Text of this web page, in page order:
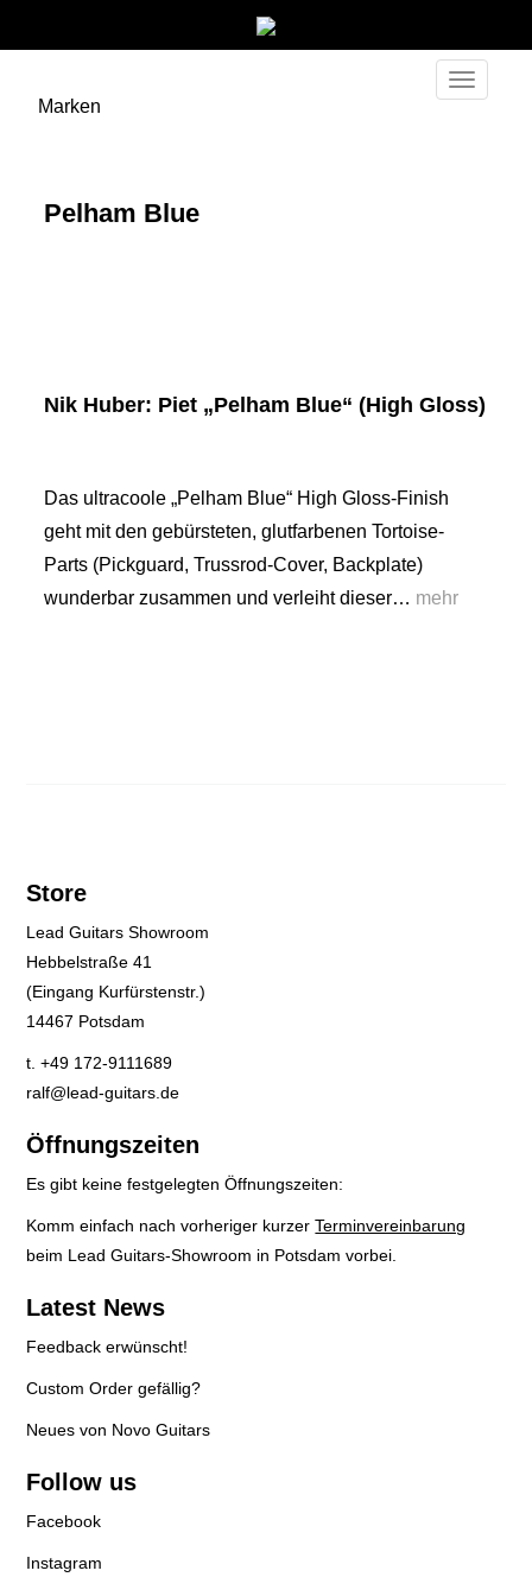
Toggle
Marken
Pelham Blue
Nik Huber: Piet „Pelham Blue“ (High Gloss)
Das ultracoole „Pelham Blue“ High Gloss-Finish
geht mit den gebürsteten, glutfarbenen Tortoise-
Parts (Pickguard, Trussrod-Cover, Backplate)
wunderbar zusammen und verleiht dieser… mehr
Store
Lead Guitars Showroom
Hebbelstraße 41
(Eingang Kurfürstenstr.)
14467 Potsdam
t. +49 172-9111689
ralf@lead-guitars.de
Öffnungszeiten
Es gibt keine festgelegten Öffnungszeiten:
Komm einfach nach vorheriger kurzerTerminvereinbarung
beim Lead Guitars-Showroom in Potsdam vorbei.
Latest News
Feedback erwünscht!
Custom Order gefällig?
Neues von Novo Guitars
Follow us
Facebook
Instagram